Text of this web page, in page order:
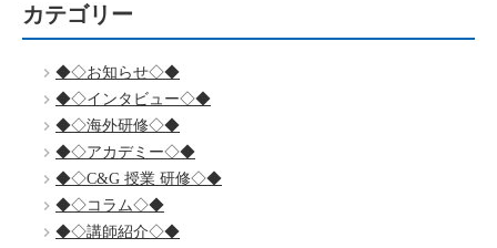
カテゴリー
◆◇お知らせ◇◆
◆◇インタビュー◇◆
◆◇海外研修◇◆
◆◇アカデミー◇◆
◆◇C&G 授業 研修◇◆
◆◇コラム◇◆
◆◇講師紹介◇◆